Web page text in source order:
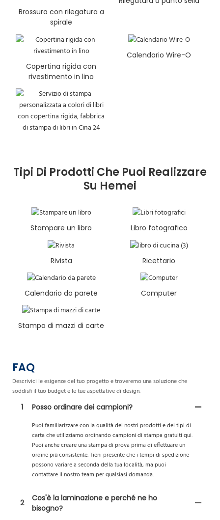
Brossura con rilegatura a
spirale
Copertina rigida con
rivestimento in lino
Calendario Wire-O
Tipi Di Prodotti Che Puoi Realizzare
Su Hemei
Stampare un libro Libro fotografico
Rivista Ricettario
Calendario da parete Computer
Stampa di mazzi di carte
FAQ
Descrivici le esigenze del tuo progetto e troveremo una soluzione che
soddisfi il tuo budget e le tue aspettative di design.
1
Posso ordinare dei campioni?
Puoi familiarizzare con la qualità dei nostri prodotti e dei tipi di
carta che utilizziamo ordinando campioni di stampa gratuiti qui.
Puoi anche creare una stampa di prova prima di effettuare un
ordine più consistente. Tieni presente che i tempi di spedizione
possono variare a seconda della tua località, ma puoi
contattare il nostro team per qualsiasi domanda.
2
Cos'è la laminazione e perché ne ho
bisogno?